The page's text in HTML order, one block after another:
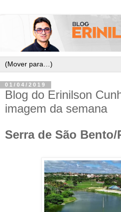
01/04/2019
Blog do Erinilson
imagem da semana
Serra de São Bento/